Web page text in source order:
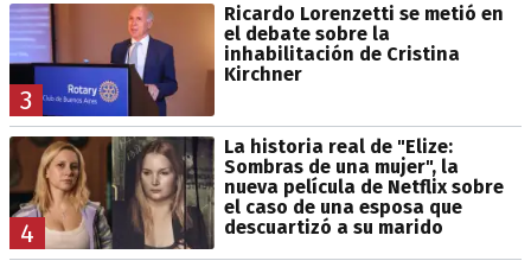
3
Ricardo Lorenzetti se metió en
el debate sobre la
inhabilitación de Cristina
Kirchner
4
La historia real de "Elize:
Sombras de una mujer", la
nueva película de Netflix sobre
el caso de una esposa que
descuartizó a su marido